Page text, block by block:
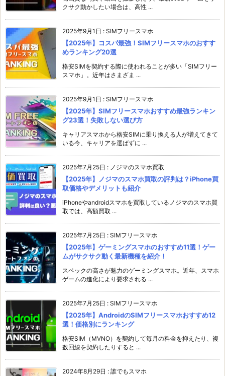
クサク動かしたい場合は、高性 ...
2025年9月1日 : SIMフリースマホ
【2025年】コスパ最強！SIMフリースマホのおすす
めランキング20選
格安SIMを契約する際に使われることが多い「SIMフリー
スマホ」。近年はさまざま ...
2025年9月1日 : SIMフリースマホ
【2025年】SIMフリースマホおすすめ最強ランキン
グ23選！失敗しない選び方
キャリアスマホから格安SIMに乗り換える人が増えてきて
いる今、キャリアを選ばずに ...
2025年7月25日 : ノジマのスマホ買取
【2025年】ノジマのスマホ買取の評判は？iPhone買
取価格やデメリットも紹介
iPhoneやandroidスマホを買取しているノジマのスマホ買
取では、高額買取 ...
2025年7月25日 : SIMフリースマホ
【2025年】ゲーミングスマホのおすすめ11選！ゲー
ムがサクサク動く最新機種を紹介！
スペックの高さが魅力のゲーミングスマホ。近年、スマホ
ゲームの進化により要求される ...
2025年7月25日 : SIMフリースマホ
【2025年】AndroidのSIMフリースマホおすすめ12
選！価格別にランキング
格安SIM（MVNO）を契約して毎月の料金を抑えたり、複
数回線を契約したりすると ...
2024年8月29日 : 誰でもスマホ